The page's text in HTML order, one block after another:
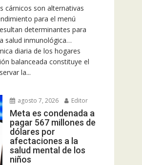
cárnicos son alternativas
para el menú
determinantes para
salud inmunológica…
diaria de los hogares
balanceada constituye el
la...
agosto 7, 2026 Editor
Meta es condenada a
pagar 567 millones de
dólares por
afectaciones a la
salud mental de los
niños